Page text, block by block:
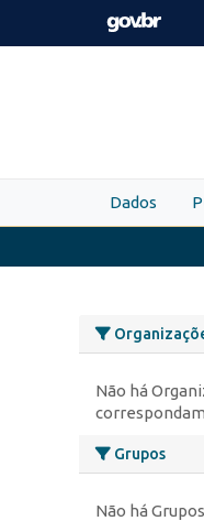
Skip to main content
Dados
Não há
Grupos
Não há